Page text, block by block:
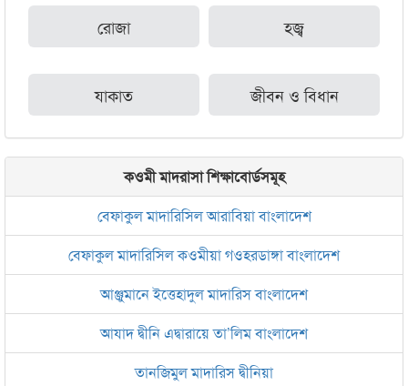
রোজা হজ্ব
যাকাত জীবন ও বিধান
কওমী মাদরাসা শিক্ষাবোর্ডসমূহ
বেফাকুল মাদারিসিল আরাবিয়া বাংলাদেশ
বেফাকুল মাদারিসিল কওমীয়া গওহরডাঙ্গা বাংলাদেশ
আঞ্জুমানে ইত্তেহাদুল মাদারিস বাংলাদেশ
আযাদ দ্বীনি এদ্বারায়ে তা’লিম বাংলাদেশ
তানজিমুল মাদারিস দ্বীনিয়া